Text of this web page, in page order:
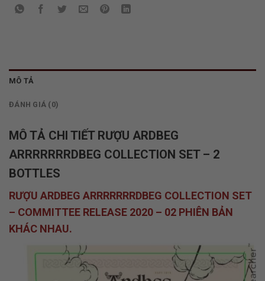
MÔ TẢ
ĐÁNH GIÁ (0)
MÔ TẢ CHI TIẾT RƯỢU ARDBEG
ARRRRRRRDBEG COLLECTION SET – 2
BOTTLES
RƯỢU ARDBEG ARRRRRRRDBEG COLLECTION SET
– COMMITTEE RELEASE 2020 – 02 PHIÊN BẢN
KHÁC NHAU.